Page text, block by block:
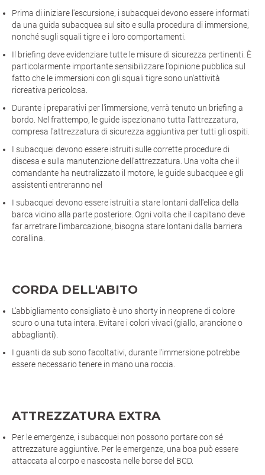
Prima di iniziare l'escursione, i subacquei devono essere informati
da una guida subacquea sul sito e sulla procedura di immersione,
nonché sugli squali tigre e i loro comportamenti.
Il briefing deve evidenziare tutte le misure di sicurezza pertinenti. È
particolarmente importante sensibilizzare l'opinione pubblica sul
fatto che le immersioni con gli squali tigre sono un'attività
ricreativa pericolosa.
Durante i preparativi per l'immersione, verrà tenuto un briefing a
bordo. Nel frattempo, le guide ispezionano tutta l'attrezzatura,
compresa l'attrezzatura di sicurezza aggiuntiva per tutti gli ospiti.
I subacquei devono essere istruiti sulle corrette procedure di
discesa e sulla manutenzione dell'attrezzatura. Una volta che il
comandante ha neutralizzato il motore, le guide subacquee e gli
assistenti entreranno nel
I subacquei devono essere istruiti a stare lontani dall'elica della
barca vicino alla parte posteriore. Ogni volta che il capitano deve
far arretrare l'imbarcazione, bisogna stare lontani dalla barriera
corallina.
CORDA DELL'ABITO
L'abbigliamento consigliato è uno shorty in neoprene di colore
scuro o una tuta intera. Evitare i colori vivaci (giallo, arancione o
abbaglianti).
I guanti da sub sono facoltativi, durante l'immersione potrebbe
essere necessario tenere in mano una roccia.
ATTREZZATURA EXTRA
Per le emergenze, i subacquei non possono portare con sé
attrezzature aggiuntive. Per le emergenze, una boa può essere
attaccata al corpo e nascosta nelle borse del BCD.